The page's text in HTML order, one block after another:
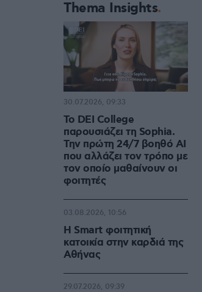
Thema Insights
Το DEI College
παρουσιάζει τη Sophia.
Την πρώτη 24/7 βοηθό AI
που αλλάζει τον τρόπο με
τον οποίο μαθαίνουν οι
φοιτητές
30.07.2026, 09:33
Η Smart φοιτητική
κατοικία στην καρδιά της
Αθήνας
03.08.2026, 10:56
29.07.2026, 09:39